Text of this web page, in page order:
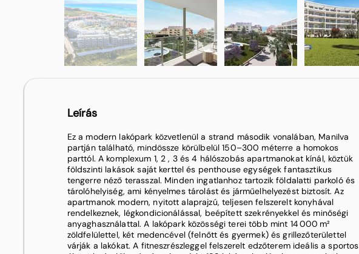
Leírás
Ez a modern lakópark közvetlenül a strand második vonalában, Manilva
partján található, mindössze körülbelül 150–300 méterre a homokos
parttól. A komplexum 1, 2 , 3 és 4 hálószobás apartmanokat kínál, köztük
földszinti lakások saját kerttel és penthouse egységek fantasztikus
tengerre néző terasszal. Minden ingatlanhoz tartozik földalatti parkoló és
tárolóhelyiség, ami kényelmes tárolást és járműelhelyezést biztosít. Az
apartmanok modern, nyitott alaprajzú, teljesen felszerelt konyhával
rendelkeznek, légkondicionálással, beépített szekrényekkel és minőségi
anyaghasználattal. A lakópark közösségi terei több mint 14 000 m²
zöldfelülettel, két medencével (felnőtt és gyermek) és grillezőterülettel
várják a lakókat. A fitneszrészleggel felszerelt edzőterem ideális a sportos